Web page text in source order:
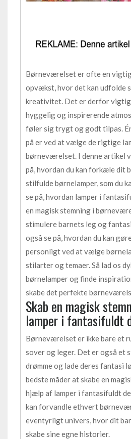
Børneværelset er ofte en
opvækst, hvor det kan udfolde
kreativitet. Det er derfor
hyggelig og inspirerende
føler sig trygt og godt tilpas.
på er ved at vælge de rigtige
børneværelset. I denne artikel
på, hvordan du kan forkæle dit
stilfulde børnelamper, som du
se på, hvordan lamper i
en magisk stemning i
stimulere barnets leg og
også se på, hvordan du kan
personligt ved at vælge
stilarter og temaer. Så lad os
børnelamper og finde
skabe det perfekte
Skab en magisk
lamper i fantasifuldt
Børneværelset er ikke bare et
sover og leger. Det er også et
drømme og lade deres fantasi
bedste måder at skabe en
hjælp af lamper i fantasifuldt
kan forvandle ethvert
eventyrligt univers, hvor dit
skabe sine egne historier.